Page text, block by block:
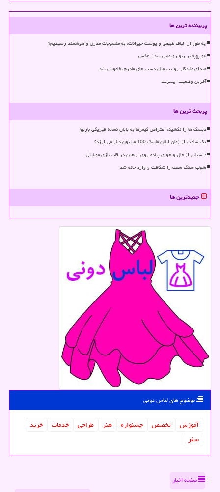
پربیننده ترین ها
چه طور از الیاف طبیعی و پوست حیوانات، به منسوجات مدرن و هوشمند رسیدیم؟
ناو پهپادبر رنو رونمایی شد!، عکس
صدای ماندگار روایت مثل دست های مادرم، خاموش شد
آخرین وضعیت اینترنت
پربحث ترین ها
دیسک ها را نکشید، اعتراض گیمرها به پایان نسخه فیزیکی بازیها
یک ساعت از زمان ایلان ماسک 100 میلیون دلار می ارزد؟
داستانی از حال و هوای پیاده روی اربعین در قاب بازی موبایلی
شهاب سنگ سقف را شکافت و وارد خانه شد
جدیدترین ها
موضوع های لباس دونی
آموزش تخصص جشنواره هنر طراحی خدمات
خرید
سفر
صفحه اخبار